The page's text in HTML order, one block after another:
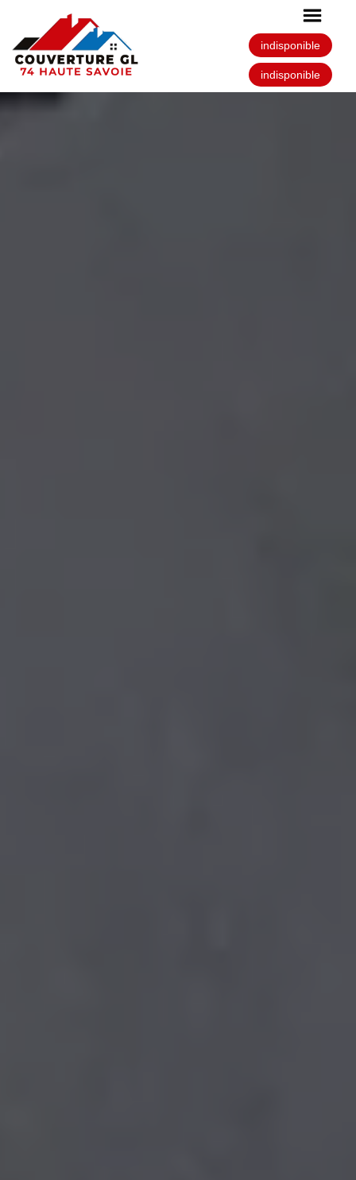
indisponible
indisponible